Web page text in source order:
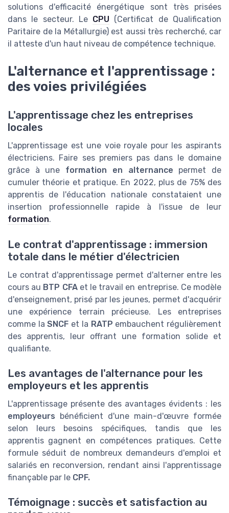
solutions d'efficacité énergétique sont très prisées
dans le secteur. Le CPU (Certificat de Qualification
Paritaire de la Métallurgie) est aussi très recherché, car
il atteste d'un haut niveau de compétence technique.
L'alternance et l'apprentissage :
des voies privilégiées
L'apprentissage chez les entreprises
locales
L'apprentissage est une voie royale pour les aspirants
électriciens. Faire ses premiers pas dans le domaine
grâce à une formation en alternance permet de
cumuler théorie et pratique. En 2022, plus de 75% des
apprentis de l'éducation nationale constataient une
insertion professionnelle rapide à l'issue de leur
formation.
Le contrat d'apprentissage : immersion
totale dans le métier d'électricien
Le contrat d'apprentissage permet d'alterner entre les
cours au BTP CFAet le travail en entreprise. Ce modèle
d'enseignement, prisé par les jeunes, permet d'acquérir
une expérience terrain précieuse. Les entreprises
comme laSNCF et la RATP embauchent régulièrement
des apprentis, leur offrant une formation solide et
qualifiante.
Les avantages de l'alternance pour les
employeurs et les apprentis
L'apprentissage présente des avantages évidents : les
employeurs bénéficient d'une main-d'œuvre formée
selon leurs besoins spécifiques, tandis que les
apprentis gagnent en compétences pratiques. Cette
formule séduit de nombreux demandeurs d'emploi et
salariés en reconversion, rendant ainsi l'apprentissage
finançable par le CPF.
Témoignage : succès et satisfaction au